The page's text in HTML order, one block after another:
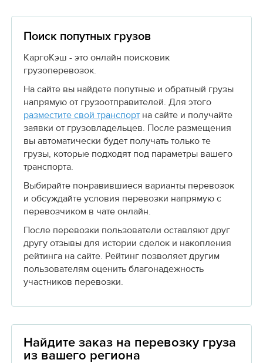
Поиск попутных грузов
КаргоКэш - это онлайн поисковик
грузоперевозок.
На сайте вы найдете попутные и обратный грузы
напрямую от грузоотправителей. Для этого
разместите свой транспортна сайте и получайте
заявки от грузовладельцев. После размещения
вы автоматически будет получать только те
грузы, которые подходят под параметры вашего
транспорта.
Выбирайте понравившиеся варианты перевозок
и обсуждайте условия перевозки напрямую с
перевозчиком в чате онлайн.
После перевозки пользователи оставляют друг
другу отзывы для истории сделок и накопления
рейтинга на сайте. Рейтинг позволяет другим
пользователям оценить благонадежность
участников перевозки.
Найдите заказ на перевозку груза
из вашего региона